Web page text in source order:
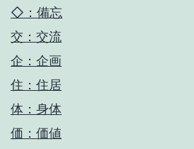
◇：備忘
交：交流
企：企画
住：住居
体：身体
価：価値